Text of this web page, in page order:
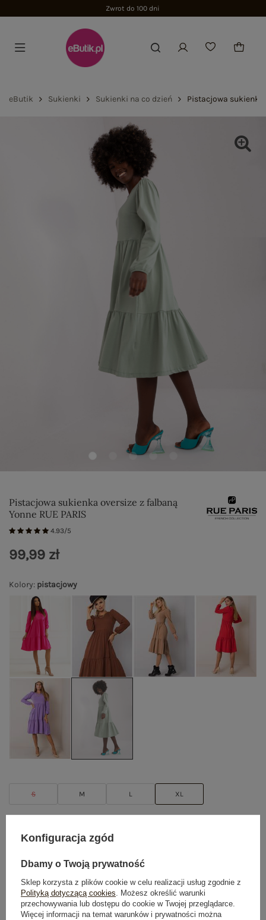
Zwrot do 100 dni
eButik Sukienki Sukienki na co dzień Pistacjowa sukienka
Pistacjowa sukienka oversize z falbaną
Yonne RUE PARIS
4.93/5
Kolory: pistacjowy
S M L XL
99,99 zł
Możesz kupić także poprzez:
Konfiguracja zgód
Dbamy o Twoją prywatność
Sklep korzysta z plików cookie w celu realizacji usług zgodnie z
Polityką dotyczącą cookies. Możesz określić warunki
przechowywania lub dostępu do cookie w Twojej przeglądarce.
Więcej informacji na temat warunków i prywatności można